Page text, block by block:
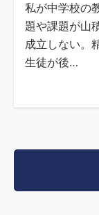
私が中学校の
題や課題が山
成立しない。
生徒が後…